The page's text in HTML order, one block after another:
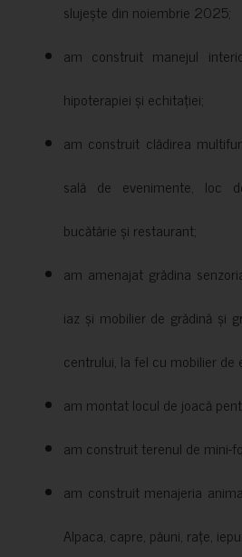
slujește din noiembrie 2025;
am construit manejul
hipoterapiei și echitației;
am construit clădirea
sală de evenimente, loc
bucătărie și restaurant;
am amenajat grădina
iaz și mobilier de grădină și
centrului, la fel cu mobilier de
am montat locul de joacă
am construit terenul de mini-
am construit menajeria
Alpaca, capre, păuni, rațe,